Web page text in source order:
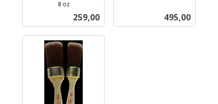
8 oz
Pris
259,00 Pris
495,00